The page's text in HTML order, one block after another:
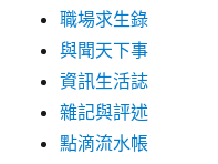
職場求生錄
與聞天下事
資訊生活誌
雜記與評述
點滴流水帳